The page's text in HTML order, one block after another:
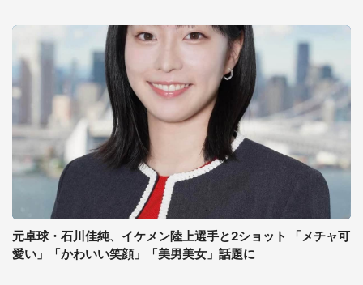
元卓球・石川佳純、イケメン陸上選手と2ショット 「メチャ可
愛い」「かわいい笑顔」「美男美女」話題に